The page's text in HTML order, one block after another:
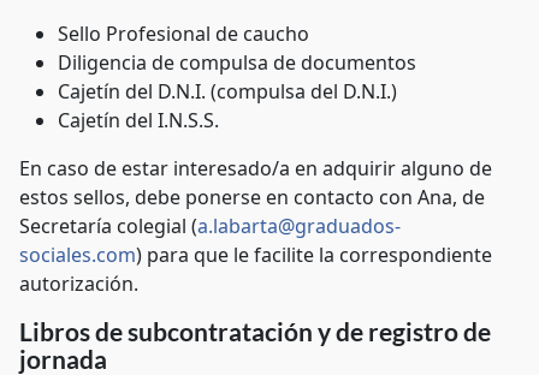
Sello Profesional de caucho
Diligencia de compulsa de documentos
Cajetín del D.N.I. (compulsa del D.N.I.)
Cajetín del I.N.S.S.
En caso de estar interesado/a en adquirir alguno de
estos sellos, debe ponerse en contacto con Ana, de
Secretaría colegial (a.labarta@graduados-
sociales.com) para que le facilite la correspondiente
autorización.
Libros de subcontratación y de registro de
jornada